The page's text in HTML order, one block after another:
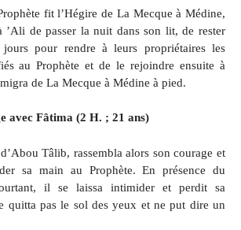
fit l’Hégire de La Mecque à Médine,
’Ali de passer la nuit dans son lit, de rester
jours pour rendre à leurs propriétaires les
au Prophète et de le rejoindre ensuite à
de La Mecque à Médine à pied.
avec Fâtima (2 H. ; 21 ans)
Tâlib, rassembla alors son courage et
sa main au Prophète. En présence du
il se laissa intimider et perdit sa
quitta pas le sol des yeux et ne put dire un